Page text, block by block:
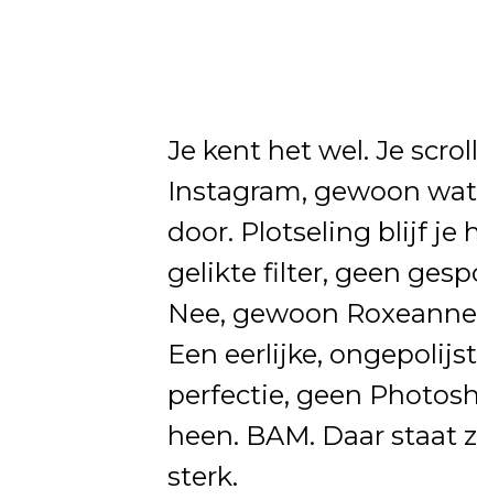
Je kent het wel. Je
Instagram, gewoon
door. Plotseling blijf je
gelikte filter, geen
Nee, gewoon
Een eerlijke,
perfectie, geen
heen. BAM. Daar staat
sterk.